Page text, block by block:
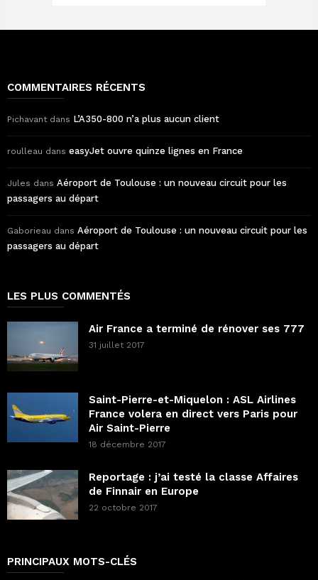
COMMENTAIRES RÉCENTS
Pichavant dans L’A350-800 n’a plus aucun client
roulleau dans easyJet ouvre quinze lignes en France
Jules dans Aéroport de Toulouse : un nouveau circuit pour les
passagers au départ
Gaborieau dans Aéroport de Toulouse : un nouveau circuit pour les
passagers au départ
LES PLUS COMMENTÉS
Air France a terminé de rénover ses 777
31 juillet 2017
Saint-Pierre-et-Miquelon : ASL Airlines
France volera en direct vers Paris pour
Air Saint-Pierre
18 décembre 2017
Reportage : j’ai testé la classe Affaires
de Finnair en Europe
22 octobre 2017
PRINCIPAUX MOTS-CLÉS